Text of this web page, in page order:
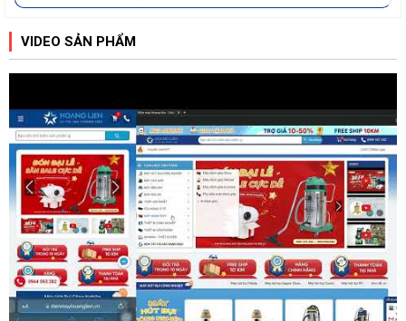
VIDEO SẢN PHẨM